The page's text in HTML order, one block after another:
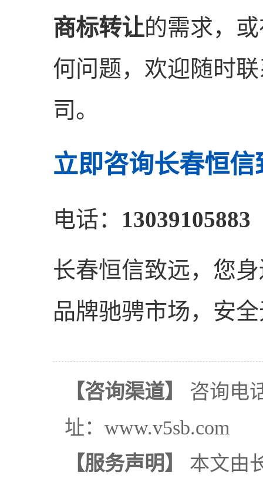
商标转让的需求，
何问题，欢迎随时
司。
立即咨询长春恒
电话： 13039105883
长春恒信致远，您
品牌驰骋市场，安
【咨询渠道】
咨询电
址：www.v5sb.com
【服务声明】
本文由